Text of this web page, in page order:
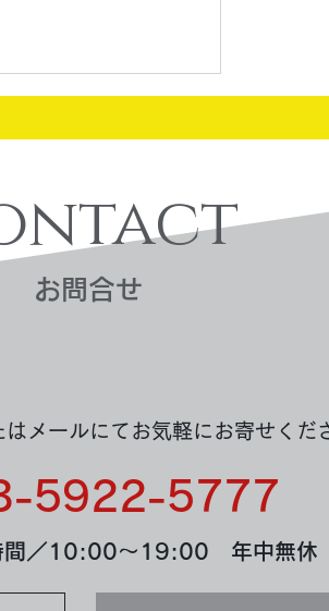
：テレカ
​お問合せ
メールにてお気軽にお寄せくだ
5922-5777
間／10:00～19:00 年中無休